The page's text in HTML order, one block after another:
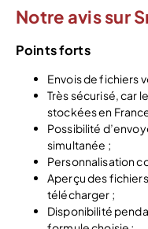
Notre avis sur
Points forts
Envois de fichiers
Très sécurisé, car
stockées en
Possibilité
simultanée ;
Personnalisation
Aperçu des
télécharger ;
Disponibilité